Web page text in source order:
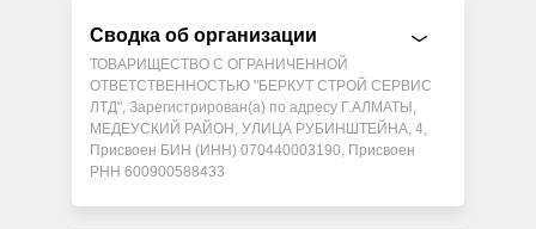
Сводка об организации
ТОВАРИЩЕСТВО С ОГРАНИЧЕННОЙ
ОТВЕТСТВЕННОСТЬЮ "БЕРКУТ СТРОЙ СЕРВИС
ЛТД", Зарегистрирован(а) по адресу Г.АЛМАТЫ,
МЕДЕУСКИЙ РАЙОН, УЛИЦА РУБИНШТЕЙНА, 4,
Присвоен БИН (ИНН) 070440003190, Присвоен
РНН 600900588433